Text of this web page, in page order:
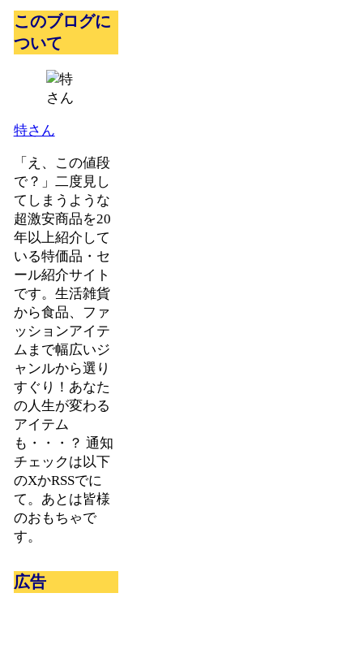
このブログに
ついて
特さん
「え、この値段
で？」二度見し
てしまうような
超激安商品を20
年以上紹介して
いる特価品・セ
ール紹介サイト
です。生活雑貨
から食品、ファ
ッションアイテ
ムまで幅広いジ
ャンルから選り
すぐり！あなた
の人生が変わる
アイテム
も・・・？ 通知
チェックは以下
のXかRSSでに
て。あとは皆様
のおもちゃで
す。
広告